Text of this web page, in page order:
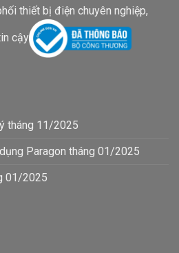
thiết bị điện chuyên nghiệp,
cậy
tháng 11/2025
Paragon tháng 01/2025
01/2025